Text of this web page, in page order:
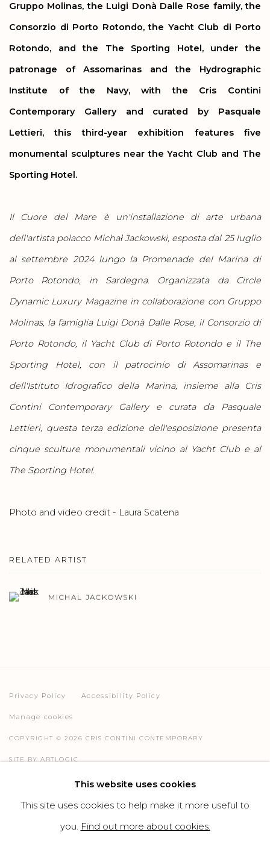
Gruppo Molinas, the Luigi Donà Dalle Rose family, the
Consorzio di Porto Rotondo, the Yacht Club di Porto
Rotondo, and the The Sporting Hotel, under the
patronage of Assomarinas and the Hydrographic
Institute of the Navy, with the Cris Contini
Contemporary Gallery and curated by Pasquale
Lettieri, this third-year exhibition features five
monumental sculptures near the Yacht Club and The
Sporting Hotel.
Il Cuore del Mare è un'installazione di arte urbana
dell'artista polacco Michał Jackowski, esposta dal 25 luglio
al settembre 2024 lungo la Promenade del Marina di
Porto Rotondo, in Sardegna. Organizzata da Circle
Dynamic Luxury Magazine in collaborazione con Gruppo
Molinas, la famiglia Luigi Donà Dalle Rose, il Consorzio di
Porto Rotondo, il Yacht Club di Porto Rotondo e il The
Sporting Hotel, con il patrocinio di Assomarinas e
dell'Istituto Idrografico della Marina, insieme alla Cris
Contini Contemporary Gallery e curata da Pasquale
Lettieri, questa terza edizione dell'esposizione presenta
cinque sculture monumentali vicino al Yacht Club e al
The Sporting Hotel.
Photo and video credit - Laura Scatena
RELATED ARTIST
MICHAL JACKOWSKI
Privacy Policy Accessibility Policy
Manage cookies
COPYRIGHT © 2026 CRIS CONTINI CONTEMPORARY
SITE BY ARTLOGIC
This website uses cookies
This site uses cookies to help make it more useful to
you. Find out more about cookies.